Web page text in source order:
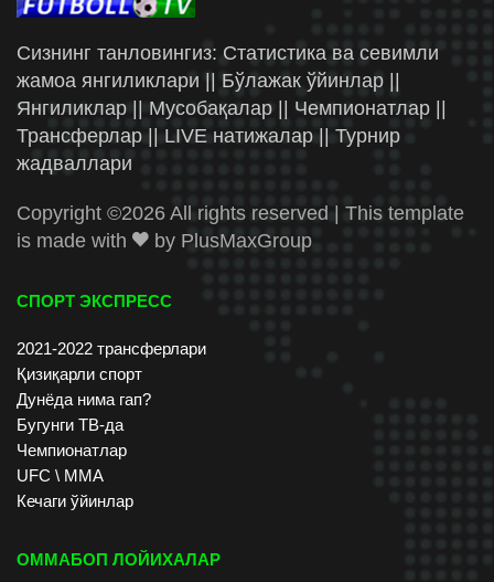
Сизнинг танловингиз: Статистика ва севимли
жамоа янгиликлари || Бўлажак ўйинлар ||
Янгиликлар || Мусобақалар || Чемпионатлар ||
Трансферлар || LIVE натижалар || Турнир
жадваллари
Copyright ©2026 All rights reserved | This template
is made with
by PlusMaxGroup
СПОРТ ЭКСПРЕСС
2021-2022 трансферлари
Қизиқарли спорт
Дунёда нима гап?
Бугунги ТВ-да
Чемпионатлар
UFC \ ММА
Кечаги ўйинлар
ОММАБОП ЛОЙИХАЛАР